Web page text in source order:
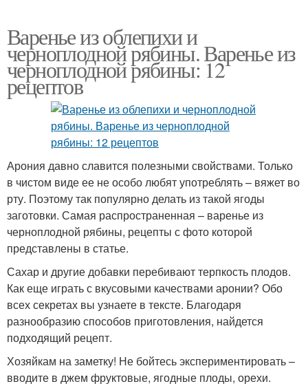
Варенье из облепихи и
черноплодной рябины. Варенье из
черноплодной рябины: 12
рецептов
Арония давно славится полезными свойствами. Только
в чистом виде ее не особо любят употреблять – вяжет во
рту. Поэтому так популярно делать из такой ягоды
заготовки. Самая распространенная – варенье из
черноплодной рябины, рецепты с фото которой
представлены в статье.
Сахар и другие добавки перебивают терпкость плодов.
Как еще играть с вкусовыми качествами аронии? Обо
всех секретах вы узнаете в тексте. Благодаря
разнообразию способов приготовления, найдется
подходящий рецепт.
Хозяйкам на заметку! Не бойтесь экспериментировать –
вводите в джем фруктовые, ягодные плоды, орехи.